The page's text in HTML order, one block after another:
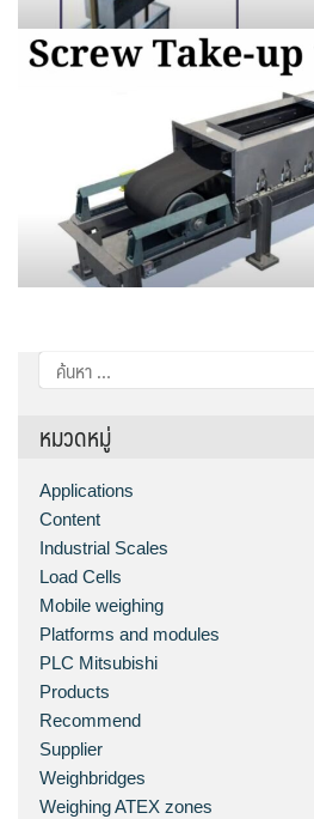
ค้นหา
สำหรับ:
หมวดหมู่
Applications
Content
Industrial Scales
Load Cells
Mobile weighing
Platforms and modules
PLC Mitsubishi
Products
Recommend
Supplier
Weighbridges
Weighing ATEX zones